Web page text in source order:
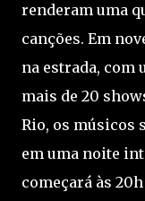
renderam uma
canções. Em
na estrada, com
mais de 20
Rio, os músicos
em uma noite
começará às